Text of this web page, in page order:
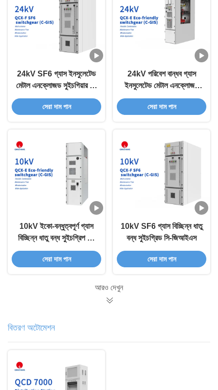
24kV SF6 গ্যাস ইনসুলেটেড
মেটাল এনক্লোজড সুইচগিয়ার সি-
জিআইএস
সেরা দাম পান
24kV পরিবেশ বান্ধব গ্যাস
ইনসুলেটেড মেটাল এনক্লোজড
সুইচগিয়ার সি-জিআইএস
সেরা দাম পান
10kV ইকো-বন্ধুত্বপূর্ণ গ্যাস
বিচ্ছিন্ন ধাতু বন্ধ সুইচগ্রিপ C-
GIS
সেরা দাম পান
10kV SF6 গ্যাস বিচ্ছিন্ন ধাতু
বন্ধ সুইচগ্রিড সি-জিআইএস
সেরা দাম পান
আরও দেখুন
বিতরণ অটোমেশন